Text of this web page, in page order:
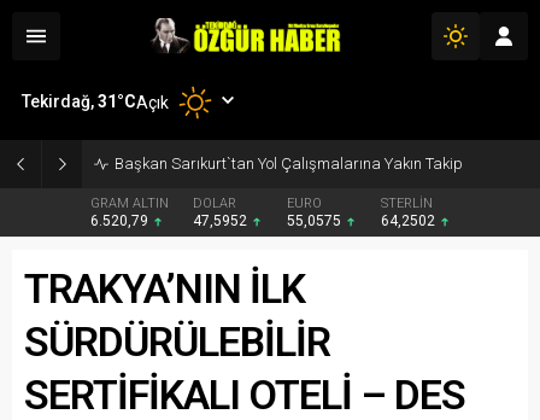
Başkan Sarıkurt`tan Yol Çalışmalarına Yakın Takip
GRAM ALTIN
6.520,79
DOLAR
47,5952
EURO
55,0575
STERLİN
64,2502
Tekirdağ,31°CAçık
TRAKYA’NIN İLK
SÜRDÜRÜLEBİLİR
SERTİFİKALI OTELİ – DES